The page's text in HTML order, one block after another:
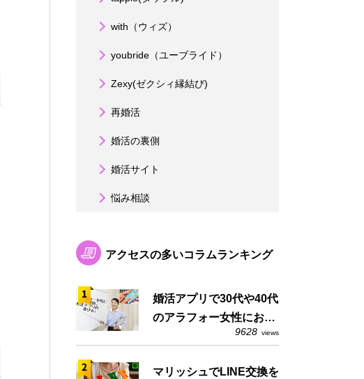
with（ウィズ）
youbride（ユーブライド）
Zexy(ゼクシィ縁結び)
再婚活
婚活の裏側
婚活サイト
悩み相談
アクセスの多いコラムランキング
婚活アプリで30代や40代
のアラフォー女性にお…
9628 views
マリッシュでLINE交換を